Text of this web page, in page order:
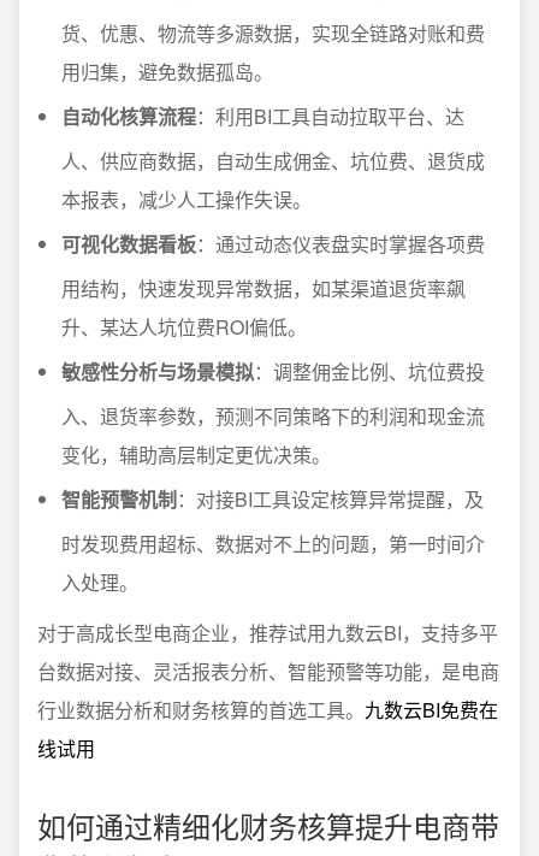
货、优惠、物流等多源数据，实现全链路对账和费
用归集，避免数据孤岛。
自动化核算流程：利用BI工具自动拉取平台、达
人、供应商数据，自动生成佣金、坑位费、退货成
本报表，减少人工操作失误。
可视化数据看板：通过动态仪表盘实时掌握各项费
用结构，快速发现异常数据，如某渠道退货率飙
升、某达人坑位费ROI偏低。
敏感性分析与场景模拟：调整佣金比例、坑位费投
入、退货率参数，预测不同策略下的利润和现金流
变化，辅助高层制定更优决策。
智能预警机制：对接BI工具设定核算异常提醒，及
时发现费用超标、数据对不上的问题，第一时间介
入处理。
对于高成长型电商企业，推荐试用九数云BI，支持多平
台数据对接、灵活报表分析、智能预警等功能，是电商
行业数据分析和财务核算的首选工具。 九数云BI免费在
线试用
如何通过精细化财务核算提升电商带